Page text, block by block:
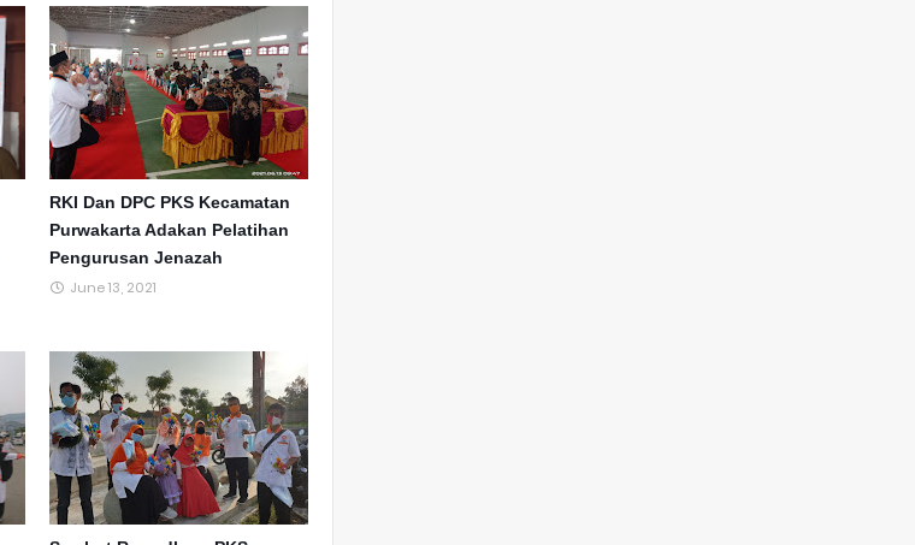
RKI Dan DPC PKS Kecamatan
Purwakarta Adakan Pelatihan
Pengurusan Jenazah
June 13, 2021